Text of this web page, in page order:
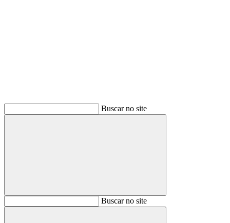
Buscar no site
BuscarBuscar no site